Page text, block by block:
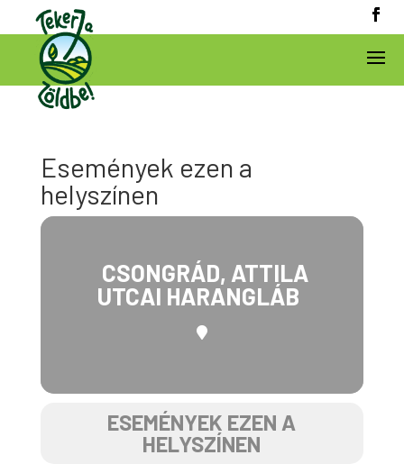
Események ezen a
helyszínen
CSONGRÁD, ATTILA
UTCAI HARANGLÁB
ESEMÉNYEK EZEN A
HELYSZÍNEN